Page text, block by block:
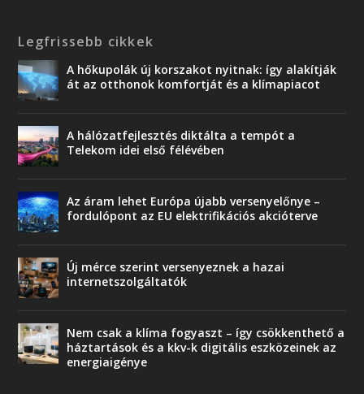
Legfrissebb cikkek
A hőkupolák új korszakot nyitnak: így alakítják
át az otthonok komfortját és a klímapiacot
A hálózatfejlesztés diktálta a tempót a
Telekom idei első félévében
Az áram lehet Európa újabb versenyelőnye –
fordulópont az EU elektrifikációs akcióterve
Új mérce szerint versenyeznek a hazai
internetszolgáltatók
Nem csak a klíma fogyaszt – így csökkenthető a
háztartások és a kkv-k digitális eszközeinek az
energiaigénye